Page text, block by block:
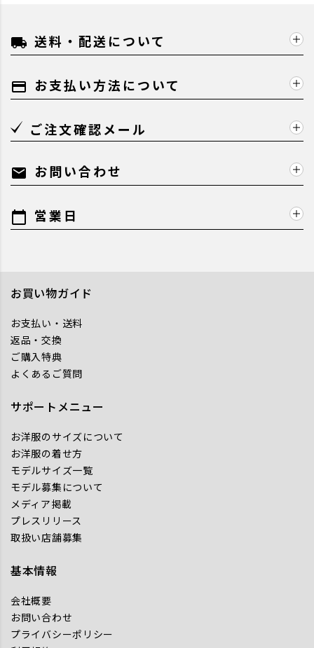
local_shipping 送料・配送について
payment お支払い方法について
ご注文確認メール
mail お問い合わせ
calendar_today 営業日
お買い物ガイド
お支払い・送料
返品・交換
ご購入特典
よくあるご質問
サポートメニュー
お洋服のサイズについて
お洋服の着せ方
モデルサイズ一覧
モデル募集について
メディア掲載
プレスリリース
取扱い店舗募集
基本情報
会社概要
お問い合わせ
プライバシーポリシー